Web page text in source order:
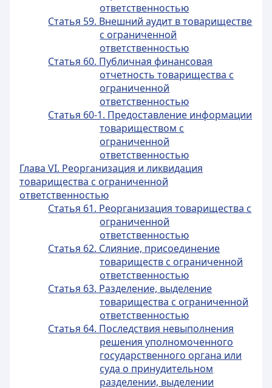
ответственностью
Статья 59. Внешний аудит в товариществе
с ограниченной
ответственностью
Статья 60. Публичная финансовая
отчетность товарищества с
ограниченной
ответственностью
Статья 60-1. Предоставление информации
товариществом с
ограниченной
ответственностью
Глава VI. Реорганизация и ликвидация
товарищества с ограниченной
ответственностью
Статья 61. Реорганизация товарищества с
ограниченной
ответственностью
Статья 62. Слияние, присоединение
товариществ с ограниченной
ответственностью
Статья 63. Разделение, выделение
товарищества с ограниченной
ответственностью
Статья 64. Последствия невыполнения
решения уполномоченного
государственного органа или
суда о принудительном
разделении, выделении